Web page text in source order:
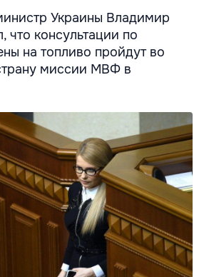
Украины Владимир
что консультации по
на топливо пройдут во
миссии МВФ в